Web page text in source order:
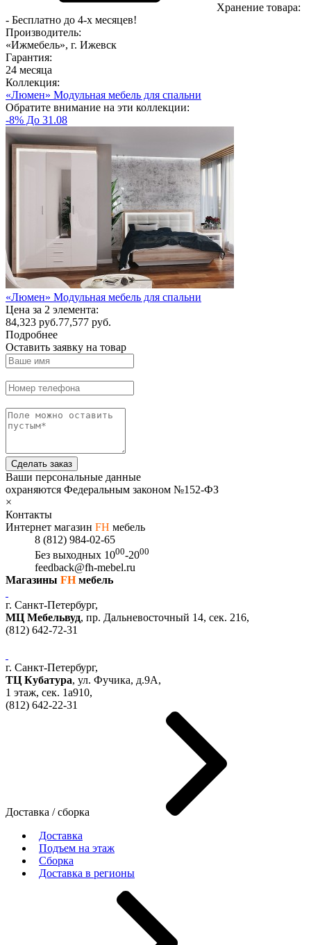
Хранение товара:
- Бесплатно до 4-х месяцев!
Производитель:
«Ижмебель», г. Ижевск
Гарантия:
24 месяца
Коллекция:
«Люмен» Модульная мебель для спальни
Обратите внимание на эти коллекции:
-8% До 31.08
«Люмен» Модульная мебель для спальни
Цена за 2 элемента:
84,323 руб.77,577 руб.
Подробнее
Оставить заявку на товар
Сделать заказ
Ваши персональные данные
охраняются Федеральным законом №152-ФЗ
×
Контакты
Интернет магазин FH мебель
8 (812) 984-02-65
Без выходных 1000-2000
feedback@fh-mebel.ru
Магазины FHмебель
г. Санкт-Петербург,
МЦ Мебельвуд, пр. Дальневосточный 14, сек. 216,
(812) 642-72-31
г. Санкт-Петербург,
ТЦ Кубатура, ул. Фучика, д.9А,
1 этаж, сек. 1a910,
(812) 642-22-31
Доставка / сборка
Доставка
Подъем на этаж
Сборка
Доставка в регионы